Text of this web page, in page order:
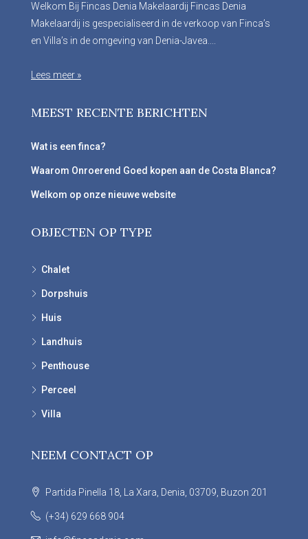
Welkom Bij Fincas Denia Makelaardij Fincas Denia
Makelaardij is gespecialiseerd in de verkoop van Finca’s
en Villa’s in de omgeving van Denia-Javea....
Lees meer »
MEEST RECENTE BERICHTEN
Wat is een finca?
Waarom Onroerend Goed kopen aan de Costa Blanca?
Welkom op onze nieuwe website
OBJECTEN OP TYPE
Chalet
Dorpshuis
Huis
Landhuis
Penthouse
Perceel
Villa
NEEM CONTACT OP
Partida Pinella 18, La Xara, Denia, 03709, Buzon 201
(+34) 629 668 904